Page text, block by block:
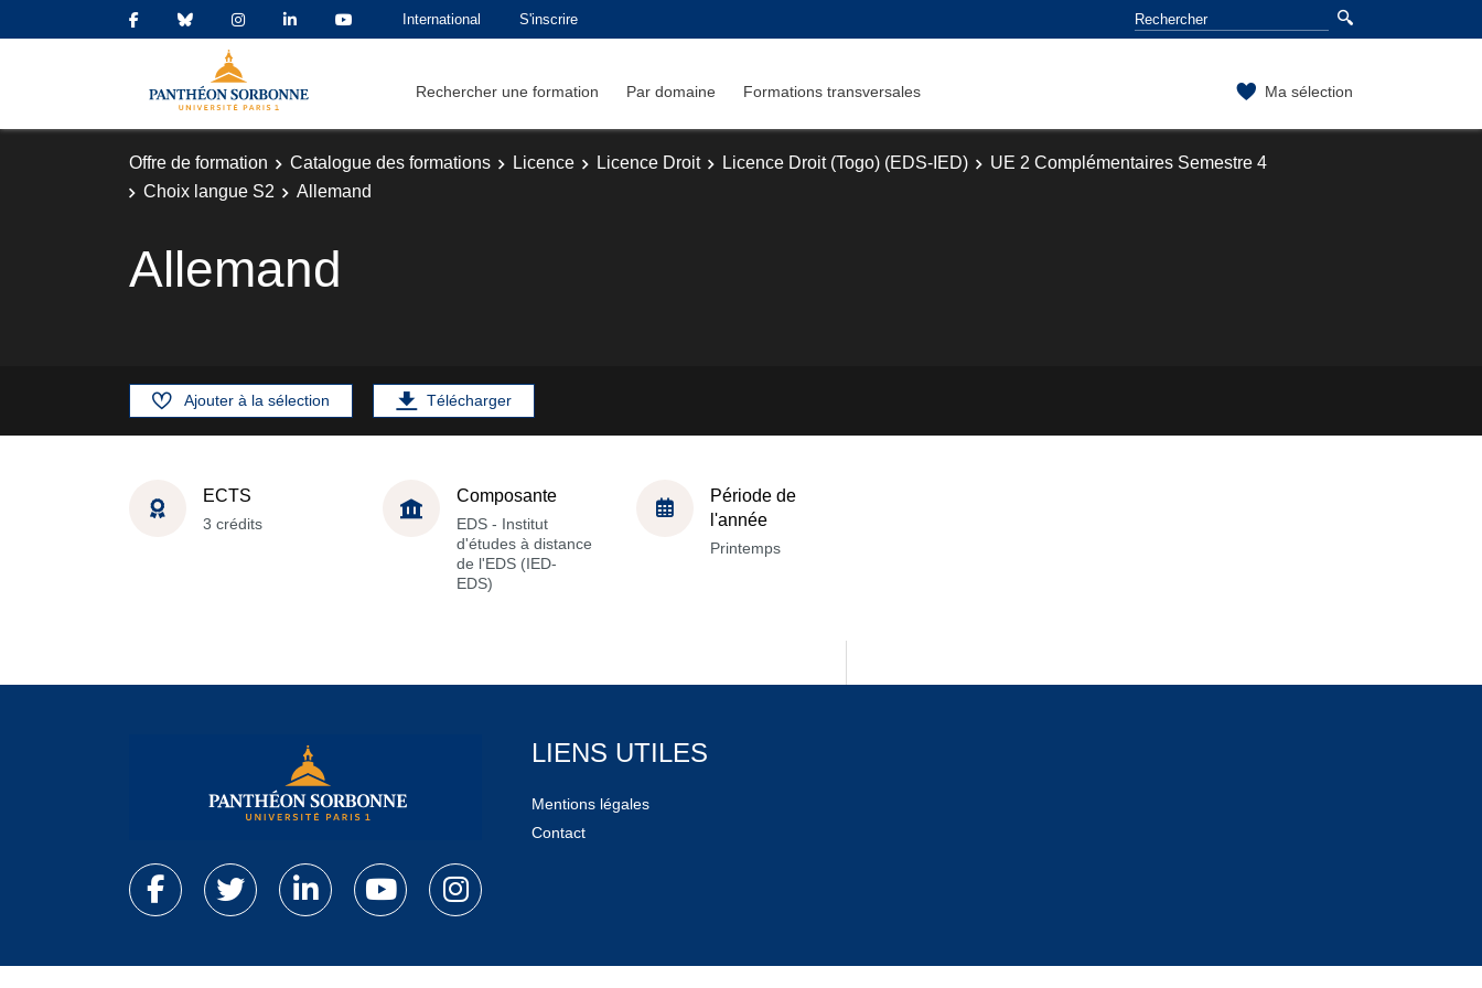
International S'inscrire
Rechercher une formation Par domaine Formations transversales Ma sélection
Offre de formation Catalogue des formations Licence Licence Droit Licence Droit (Togo) (EDS-IED)
UE 2 Complémentaires Semestre 4
Choix langue S2
Allemand
Allemand
Ajouter à la sélection Télécharger
ECTS
3 crédits
Composante
EDS - Institut
d'études à distance
de l'EDS (IED-
EDS)
Période de
l'année
Printemps
LIENS UTILES
Mentions légales
Contact